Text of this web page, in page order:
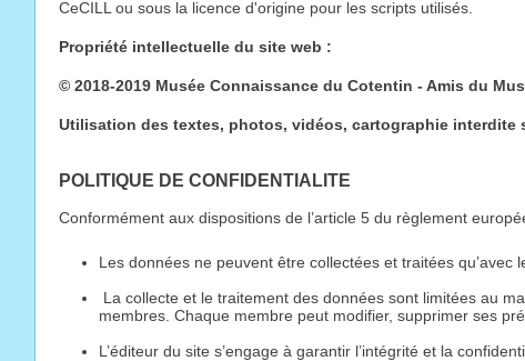
CeCILL ou sous la licence d'origine pour les scripts utilisés.
Propriété intellectuelle du site web :
© 2018-2019 Musée Connaissance du Cotentin - Amis du
Utilisation des textes, photos, vidéos, cartographie interdite
POLITIQUE DE CONFIDENTIALITE
Conformément aux dispositions de l’article 5 du règlement
Les données ne peuvent être collectées et traitées
La collecte et le traitement des données sont limitées au
membres. Chaque membre peut modifier, supprimer ses
L’éditeur du site s’engage à garantir l’intégrité et la